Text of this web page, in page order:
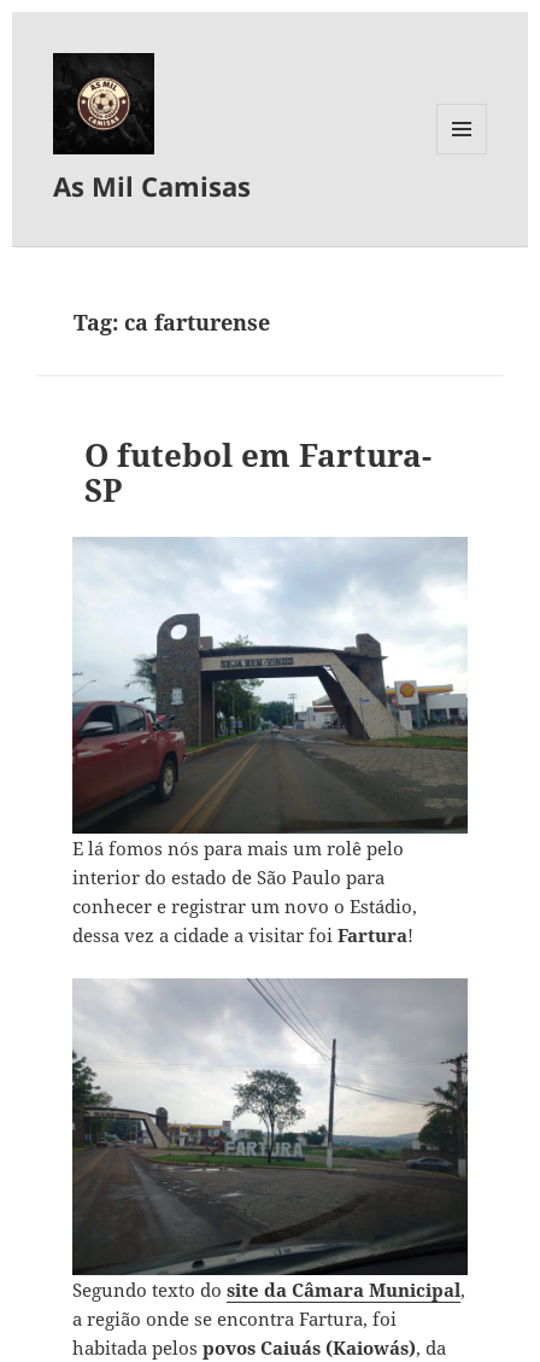
As Mil Camisas
Tag:ca farturense
O futebol em Fartura-
SP
E lá fomos nós para mais um rolê pelo
interior do estado de São Paulo para
conhecer e registrar um novo o Estádio,
dessa vez a cidade a visitar foi Fartura!
Segundo texto do site da Câmara Municipal,
a região onde se encontra Fartura, foi
habitada pelos povos Caiuás (Kaiowás), da